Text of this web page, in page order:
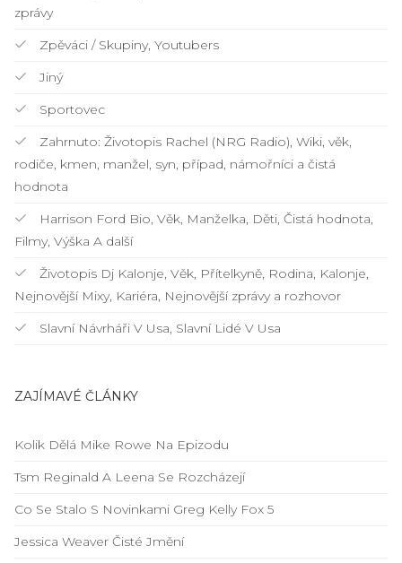
zprávy
Zpěváci / Skupiny, Youtubers
Jiný
Sportovec
Zahrnuto: Životopis Rachel (NRG Radio), Wiki, věk,
rodiče, kmen, manžel, syn, případ, námořníci a čistá
hodnota
Harrison Ford Bio, Věk, Manželka, Děti, Čistá hodnota,
Filmy, Výška A další
Životopis Dj Kalonje, Věk, Přítelkyně, Rodina, Kalonje,
Nejnovější Mixy, Kariéra, Nejnovější zprávy a rozhovor
Slavní Návrháři V Usa, Slavní Lidé V Usa
ZAJÍMAVÉ ČLÁNKY
Kolik Dělá Mike Rowe Na Epizodu
Tsm Reginald A Leena Se Rozcházejí
Co Se Stalo S Novinkami Greg Kelly Fox 5
Jessica Weaver Čisté Jmění